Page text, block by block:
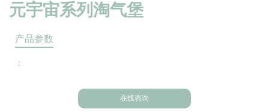
元宇宙系列淘气堡
产品参数
：